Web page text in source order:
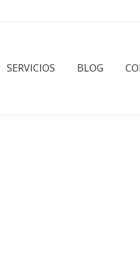
SERVICIOS BLOG